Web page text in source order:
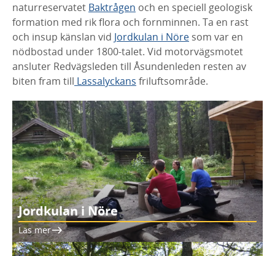
naturreservatet Baktrågen och en speciell geologisk
formation med rik flora och fornminnen. Ta en rast
och insup känslan vid Jordkulan i Nöre som var en
nödbostad under 1800-talet. Vid motorvägsmotet
ansluter Redvägsleden till Åsundenleden resten av
biten fram till Lassalyckans friluftsområde.
Jordkulan i Nöre
Läs mer